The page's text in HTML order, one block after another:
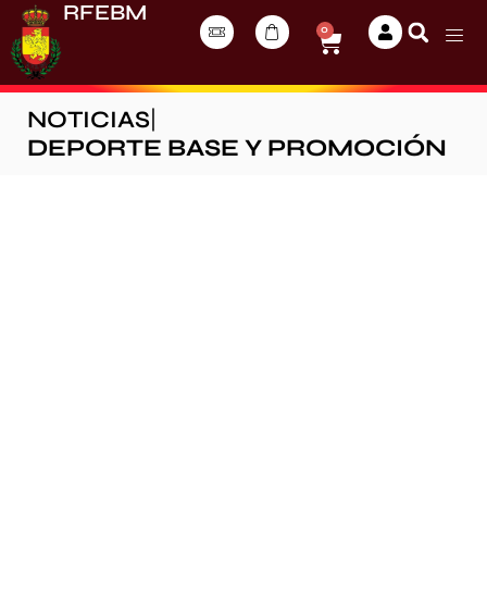
RFEBM
0
NOTICIAS
DEPORTE BASE Y PROMOCIÓN